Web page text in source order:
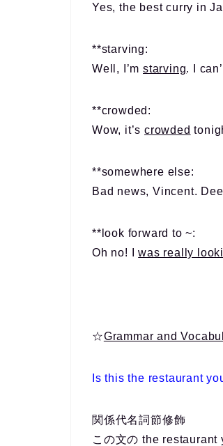
Yes, the best curry in
**starving:
Well, I’m starving. I
**crowded:
Wow, it’s crowded
**somewhere else:
Bad news, Vincent.
**look forward to ~:
Oh no! Iwas really
☆Grammar and
Is this the restaurant
関係代名詞節修飾
この文の the restaurant